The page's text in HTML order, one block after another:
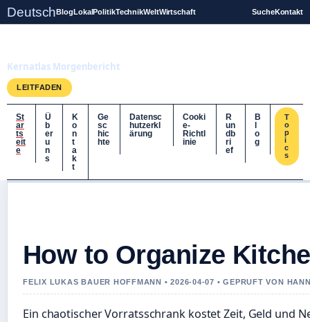
DeutschBlogLokalPolitikTechnikWeltWirtschaft SucheKontakt
Kernatlas Morgenbericht
LEITFADEN
St
ar
ts
eit
e
Ü
b
er
u
n
s
K
o
n
t
a
k
t
Ge
sc
hic
hte
Datensc
hutzerkl
ärung
Cooki
e-
Richtl
inie
R
un
db
ri
ef
B
o
g
T
o
p
i
c
s
How to Organize
FELIX LUKAS BAUER HOFFMANN • 2026-04-07 • GEPRUFT VON
Ein chaotischer Vorratsschrank kostet Zeit, Geld und